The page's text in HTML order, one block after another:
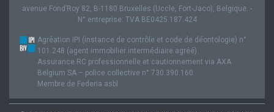
avenue Fond’Roy 82, B-1180 Bruxelles (Uccle, Fort-Jaco), Belgique. -
N° entreprise: TVA BE0425.187.424
Agréation IPI (instance de contrôle et code de déontologie) n°
101.248 (agent immobilier intermédiaire agréé).
Assurance RC professionnelle et cautionnement via AXA
Belgium SA – police collective n° 730.390.160
Membre de Federia asbl